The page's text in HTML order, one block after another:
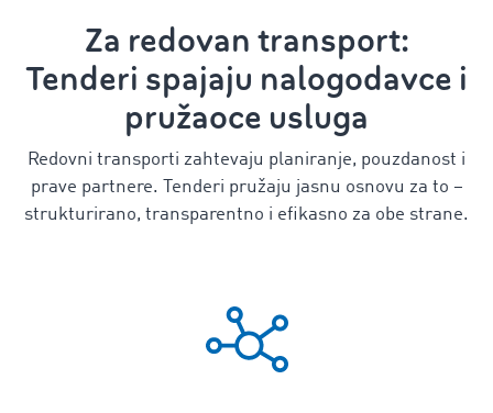
Za redovan transport:
Tenderi spajaju nalogodavce i
pružaoce usluga
Redovni transporti zahtevaju planiranje, pouzdanost i
prave partnere. Tenderi pružaju jasnu osnovu za to –
strukturirano, transparentno i efikasno za obe strane.